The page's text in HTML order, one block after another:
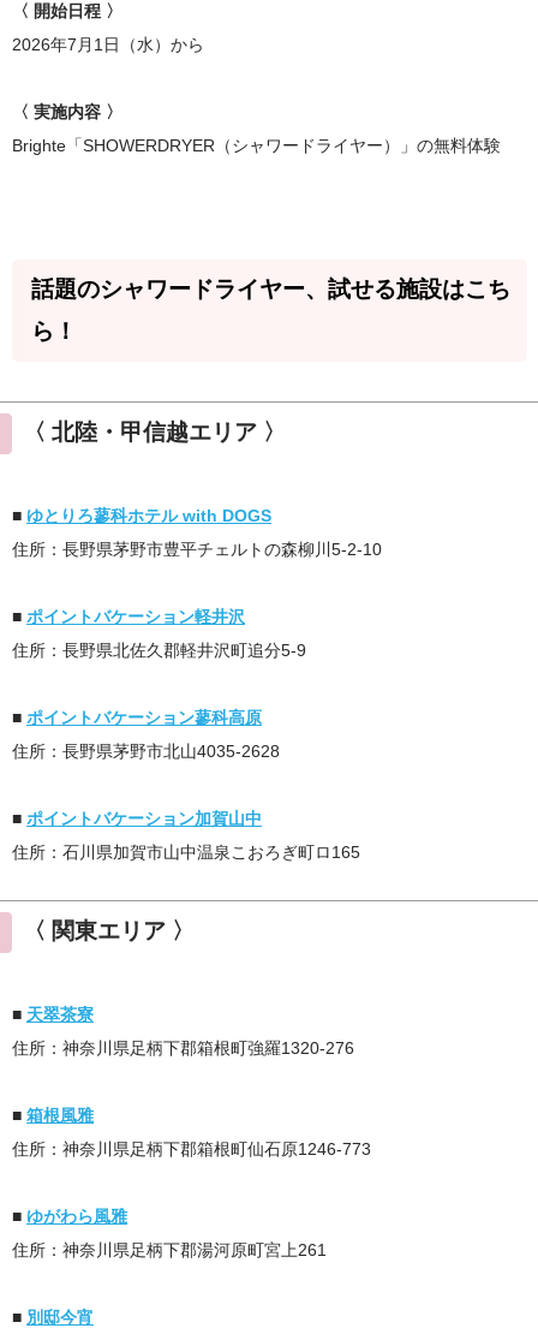
〈 開始日程 〉
2026年7月1日（水）から
〈 実施内容 〉
Brighte「SHOWERDRYER（シャワードライヤー）」の無料体験
話題のシャワードライヤー、試せる施設はこち
ら！
〈 北陸・甲信越エリア 〉
■ ゆとりろ蓼科ホテル with DOGS
住所：長野県茅野市豊平チェルトの森柳川5-2-10
■ ポイントバケーション軽井沢
住所：長野県北佐久郡軽井沢町追分5-9
■ ポイントバケーション蓼科高原
住所：長野県茅野市北山4035-2628
■ ポイントバケーション加賀山中
住所：石川県加賀市山中温泉こおろぎ町ロ165
〈 関東エリア 〉
■ 天翠茶寮
住所：神奈川県足柄下郡箱根町強羅1320-276
■ 箱根風雅
住所：神奈川県足柄下郡箱根町仙石原1246-773
■ ゆがわら風雅
住所：神奈川県足柄下郡湯河原町宮上261
■ 別邸今宵